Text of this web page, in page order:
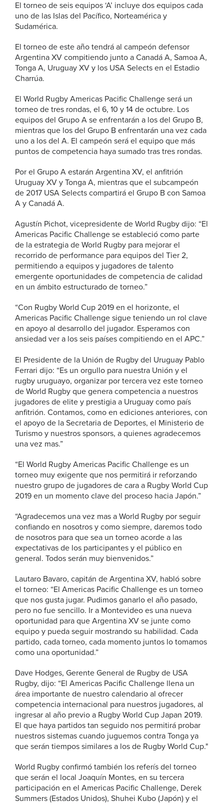
El torneo de seis equipos ‘A’ incluye dos equipos cada
uno de las Islas del Pacífico, Norteamérica y
Sudamérica.
El torneo de este año tendrá al campeón defensor
Argentina XV compitiendo junto a Canadá A, Samoa A,
Tonga A, Uruguay XV y los USA Selects en el Estadio
Charrúa.
El World Rugby Americas Pacific Challenge será un
torneo de tres rondas, el 6, 10 y 14 de octubre. Los
equipos del Grupo A se enfrentarán a los del Grupo B,
mientras que los del Grupo B enfrentarán una vez cada
uno a los del A. El campeón será el equipo que más
puntos de competencia haya sumado tras tres rondas.
Por el Grupo A estarán Argentina XV, el anfitrión
Uruguay XV y Tonga A, mientras que el subcampeón
de 2017 USA Selects compartirá el Grupo B con Samoa
A y Canadá A.
Agustín Pichot, vicepresidente de World Rugby dijo: “El
Americas Pacific Challenge se estableció como parte
de la estrategia de World Rugby para mejorar el
recorrido de performance para equipos del Tier 2,
permitiendo a equipos y jugadores de talento
emergente oportunidades de competencia de calidad
en un ámbito estructurado de torneo.”
“Con Rugby World Cup 2019 en el horizonte, el
Americas Pacific Challenge sigue teniendo un rol clave
en apoyo al desarrollo del jugador. Esperamos con
ansiedad ver a los seis países compitiendo en el APC.”
El Presidente de la Unión de Rugby del Uruguay Pablo
Ferrari dijo: “Es un orgullo para nuestra Unión y el
rugby uruguayo, organizar por tercera vez este torneo
de World Rugby que genera competencia a nuestros
jugadores de elite y prestigia a Uruguay como país
anfitrión. Contamos, como en ediciones anteriores, con
el apoyo de la Secretaria de Deportes, el Ministerio de
Turismo y nuestros sponsors, a quienes agradecemos
una vez mas.”
“El World Rugby Americas Pacific Challenge es un
torneo muy exigente que nos permitirá ir reforzando
nuestro grupo de jugadores de cara a Rugby World Cup
2019 en un momento clave del proceso hacia Japón.”
“Agradecemos una vez mas a World Rugby por seguir
confiando en nosotros y como siempre, daremos todo
de nosotros para que sea un torneo acorde a las
expectativas de los participantes y el público en
general. Todos serán muy bienvenidos.”
Lautaro Bavaro, capitán de Argentina XV, habló sobre
el torneo: “El Americas Pacific Challenge es un torneo
que nos gusta jugar. Pudimos ganarlo el año pasado,
pero no fue sencillo. Ir a Montevideo es una nueva
oportunidad para que Argentina XV se junte como
equipo y pueda seguir mostrando su habilidad. Cada
partido, cada torneo, cada momento juntos lo tomamos
como una oportunidad.”
Dave Hodges, Gerente General de Rugby de USA
Rugby, dijo: “El Americas Pacific Challenge llena un
área importante de nuestro calendario al ofrecer
competencia internacional para nuestros jugadores, al
ingresar al año previo a Rugby World Cup Japan 2019.
El que haya partidos tan seguido nos permitirá probar
nuestros sistemas cuando juguemos contra Tonga ya
que serán tiempos similares a los de Rugby World Cup."
World Rugby confirmó también los referís del torneo
que serán el local Joaquín Montes, en su tercera
participación en el Americas Pacific Challenge, Derek
Summers (Estados Unidos), Shuhei Kubo (Japón) y el